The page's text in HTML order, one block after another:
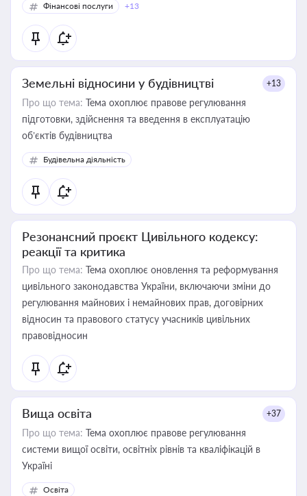
Фінансові послуги
+13
Земельні відносини у будівництві +13
Про що тема: Тема охоплює правове регулювання
підготовки, здійснення та введення в експлуатацію
об’єктів будівництва
Будівельна діяльність
Резонансний проєкт Цивільного кодексу:
реакції та критика
Про що тема: Тема охоплює оновлення та реформування
цивільного законодавства України, включаючи зміни до
регулювання майнових і немайнових прав, договірних
відносин та правового статусу учасників цивільних
правовідносин
Вища освіта +37
Про що тема: Тема охоплює правове регулювання
системи вищої освіти, освітніх рівнів та кваліфікацій в
Україні
Освіта